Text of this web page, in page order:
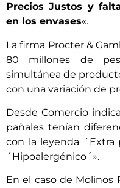
Precios Justos y
en los envases«.
La firma Procter &
80 millones de
simultánea de
con una variación de
Desde Comercio
pañales tenían
con la leyenda
´Hipoalergénico´».
En el caso de Molinos